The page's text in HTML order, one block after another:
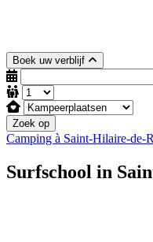
Boek uw verblijf
Zoek op
Camping à Saint-Hilaire-de-
Surfschool in